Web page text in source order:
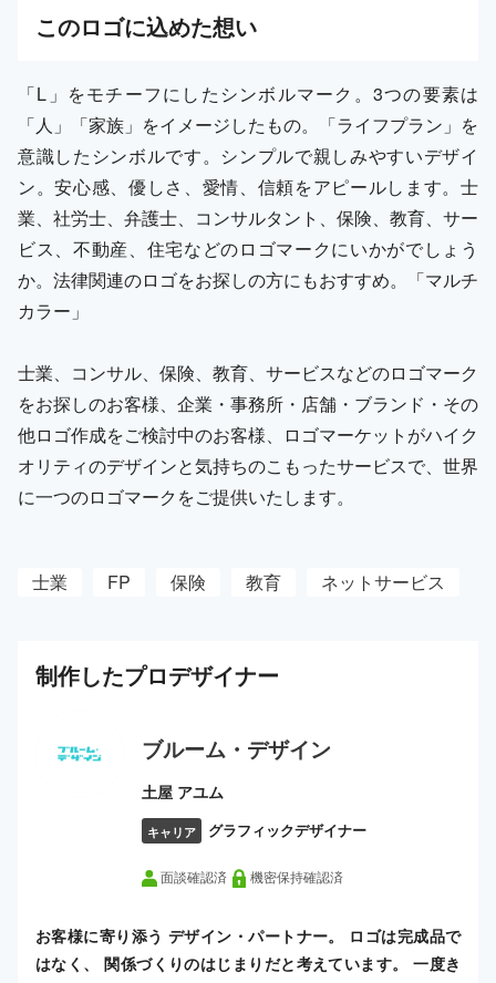
このロゴに込めた想い
「L」をモチーフにしたシンボルマーク。3つの要素は
「人」「家族」をイメージしたもの。「ライフプラン」を
意識したシンボルです。シンプルで親しみやすいデザイ
ン。安心感、優しさ、愛情、信頼をアピールします。士
業、社労士、弁護士、コンサルタント、保険、教育、サー
ビス、不動産、住宅などのロゴマークにいかがでしょう
か。法律関連のロゴをお探しの方にもおすすめ。「マルチ
カラー」
士業、コンサル、保険、教育、サービスなどのロゴマーク
をお探しのお客様、企業・事務所・店舗・ブランド・その
他ロゴ作成をご検討中のお客様、ロゴマーケットがハイク
オリティのデザインと気持ちのこもったサービスで、世界
に一つのロゴマークをご提供いたします。
士業 FP 保険 教育 ネットサービス
制作したプロデザイナー
ブルーム・デザイン
土屋 アユム
キャリア グラフィックデザイナー
面談確認済 機密保持確認済
お客様に寄り添う デザイン・パートナー。 ロゴは完成品で
はなく、 関係づくりのはじまりだと考えています。 一度き